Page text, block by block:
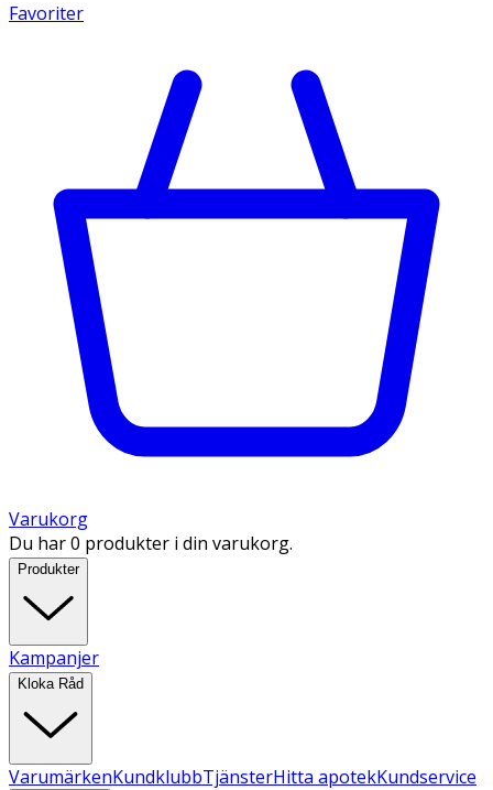
Favoriter
Varukorg
Du har 0 produkter i din varukorg.
Produkter
Kampanjer
Kloka Råd
VarumärkenKundklubbTjänsterHitta apotekKundservice